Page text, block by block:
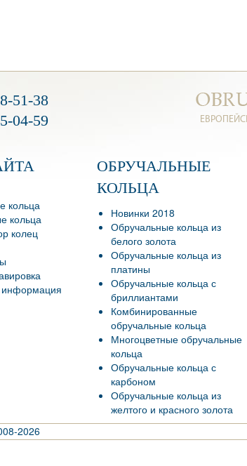
51-38
04-59
кольца
кольца
колец
ОБРУЧАЛЬНЫЕ
КОЛЬЦА
Новинки 2018
Обручальные кольца из
белого золота
Обручальные кольца из
платины
Обручальные кольца с
бриллиантами
Комбинированные
обручальные кольца
Многоцветные обручальные
кольца
Обручальные кольца с
карбоном
Обручальные кольца из
желтого и красного золота
2026